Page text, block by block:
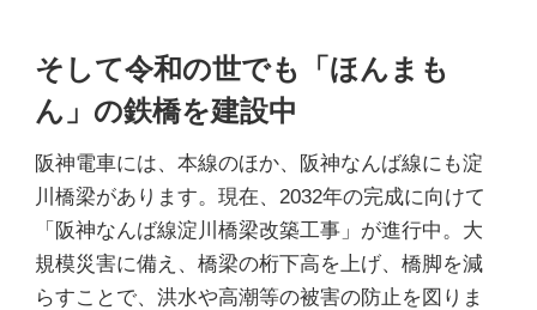
そして令和の世でも「ほんまも
ん」の鉄橋を建設中
阪神電車には、本線のほか、阪神なんば線にも淀
川橋梁があります。現在、2032年の完成に向けて
「阪神なんば線淀川橋梁改築工事」が進行中。大
規模災害に備え、橋梁の桁下高を上げ、橋脚を減
らすことで、洪水や高潮等の被害の防止を図りま